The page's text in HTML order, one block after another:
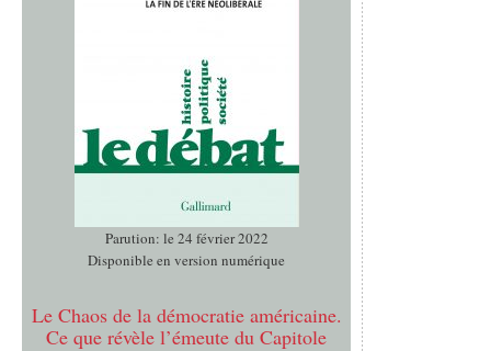
Parution: le 24 février 2022
Disponible en version numérique
Le Chaos de la démocratie américaine.
Ce que révèle l’émeute du Capitole